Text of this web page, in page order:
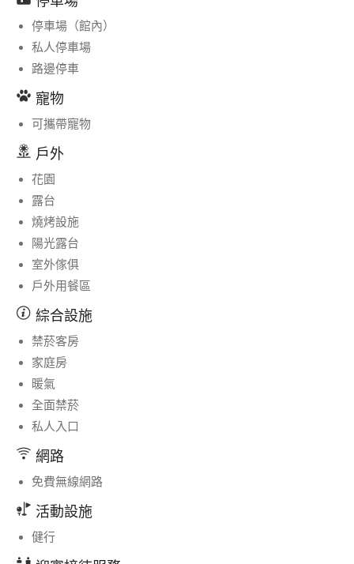
停車場（館內）
私人停車場
路邊停車
寵物
可攜帶寵物
戶外
花園
露台
燒烤設施
陽光露台
室外傢俱
戶外用餐區
綜合設施
禁菸客房
家庭房
暖氣
全面禁菸
私人入口
網路
免費無線網路
活動設施
健行